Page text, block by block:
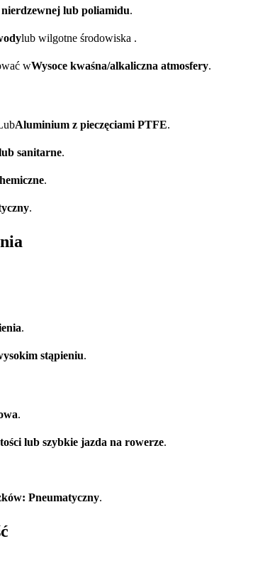
lub poliamidu.
lub wilgotne środowiska .
wWysoce kwaśna/alkaliczna atmosfery.
Aluminium z pieczęciami PTFE.
sanitarne.
.
.
.
stąpieniu.
.
lub szybkie jazda na rowerze.
Pneumatyczny.